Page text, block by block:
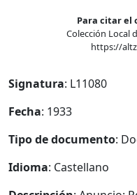
Para citar el
Colección Local
https://
Signatura: L11080
Fecha: 1933
Tipo de documento:
Idioma: Castellano